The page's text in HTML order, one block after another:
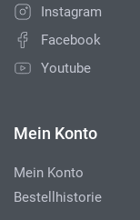
Instagram
Facebook
Youtube
Mein Konto
Mein Konto
Bestellhistorie